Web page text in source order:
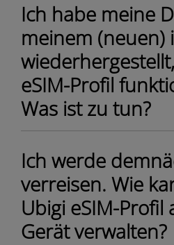
Ich habe meine
meinem (neuen)
eSIM-Profil
Was ist zu tun?
Ich werde
verreisen. Wie
Ubigi eSIM-Profil
Gerät verwalten?